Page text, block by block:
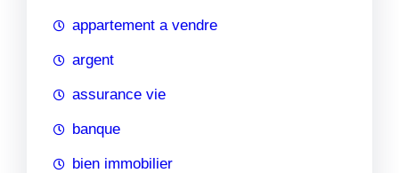
appartement a vendre
argent
assurance vie
banque
bien immobilier